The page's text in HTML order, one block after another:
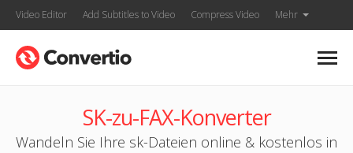
Video Editor Add Subtitles to Video Compress Video Mehr
SK-zu-FAX-Konverter
Wandeln Sie Ihre sk-Dateien online & kostenlos in